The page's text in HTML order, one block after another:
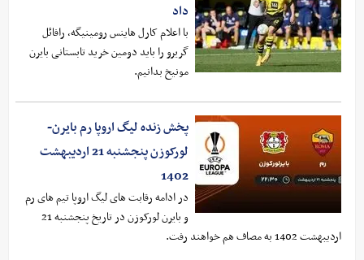
داد
با اعلام کارل هاینس رومینیگه، رافائل
گریرو را باید دومین خرید تابستانی بایرن
مونیخ بدانیم.
پخش زنده لیگ اروپا رم بایرن-
لورکوزن پنجشنبه 21 اردیبهشت
1402
در ادامه رقابت های لیگ اروپا تیم های رم
و بایرن لورکوزن در تاریخ پنجشنبه 21
اردیبهشت 1402 به مصاف هم خواهند رفت.